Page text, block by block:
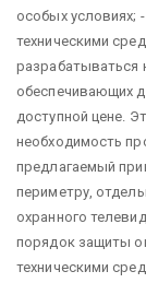
особых
техническими
разрабатываться
обеспечивающих
доступной цене.
необходимость
предлагаемый
периметру,
охранного
порядок защиты
техническими